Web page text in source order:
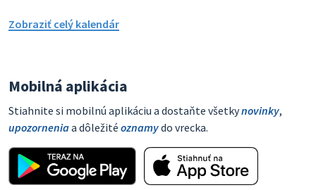
Zobraziť celý kalendár
Mobilná aplikácia
Stiahnite si mobilnú aplikáciu a dostaňte všetkynovinky,
upozorneniaa dôležité oznamydo vrecka.